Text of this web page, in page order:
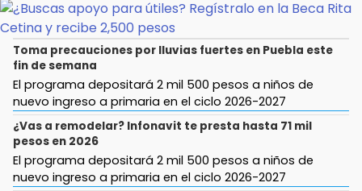
Toma precauciones por lluvias fuertes en Puebla este
fin de semana
El programa depositará 2 mil 500 pesos a niños de
nuevo ingreso a primaria en el ciclo 2026-2027
¿Vas a remodelar? Infonavit te presta hasta 71 mil
pesos en 2026
El programa depositará 2 mil 500 pesos a niños de
nuevo ingreso a primaria en el ciclo 2026-2027